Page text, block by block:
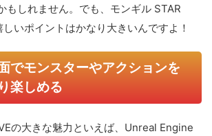
もしれません。でも、モンギル STAR
いポイントはかなり大きいんですよ！
でモンスターやアクションを
楽しめる
の大きな魅力といえば、Unreal Engine